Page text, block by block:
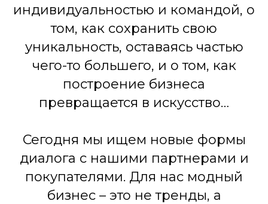
индивидуальностью и командой, о
том, как сохранить свою
уникальность, оставаясь частью
чего-то большего, и о том, как
построение бизнеса
превращается в искусство…
Сегодня мы ищем новые формы
диалога с нашими партнерами и
покупателями. Для нас модный
бизнес – это не тренды, а